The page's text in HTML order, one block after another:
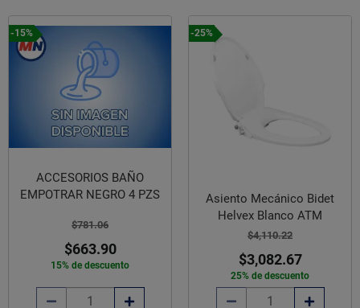
-15%
ACCESORIOS BAÑO
EMPOTRAR NEGRO 4 PZS
$781.06
$663.90
15% de descuento
-25%
Asiento Mecánico Bidet
Helvex Blanco ATM
$4,110.22
$3,082.67
25% de descuento